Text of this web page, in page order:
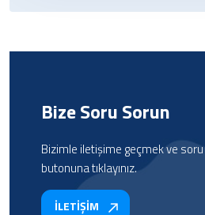
Bize Soru Sorun
Bizimle iletişime geçmek ve
butonuna tıklayınız.
İLETİŞİM